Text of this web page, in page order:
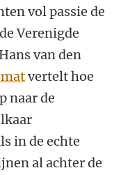
vol passie de
Verenigde
van den
vertelt hoe
naar de
in de echte
al achter de